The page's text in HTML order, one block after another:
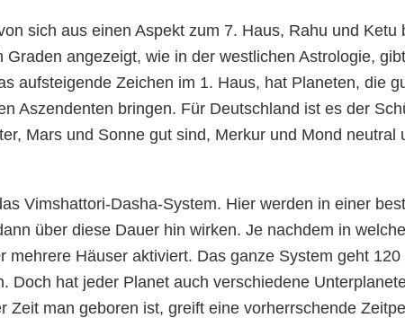
sich aus einen Aspekt zum 7. Haus, Rahu und Ketu
Graden angezeigt, wie in der westlichen Astrologie,
aufsteigende Zeichen im 1. Haus, hat Planeten, die
Aszendenten bringen. Für Deutschland ist es der
Mars und Sonne gut sind, Merkur und Mond neutral
Vimshattori-Dasha-System. Hier werden in einer
über diese Dauer hin wirken. Je nachdem in
mehrere Häuser aktiviert. Das ganze System geht
Doch hat jeder Planet auch verschiedene
Zeit man geboren ist, greift eine vorherrschende